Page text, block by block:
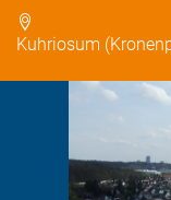
Kuhriosum